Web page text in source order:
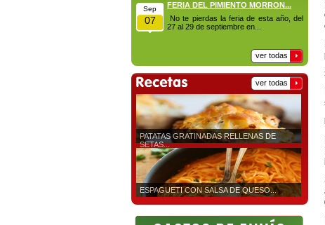
Sep
07
FERIA DEL PIMIENTO MORRON...
No te pierdas la feria de esta año, del
27 al 29 de septiembre en...
ver todas
ver todas
PATATAS GRATINADAS RELLENAS DE
SETAS...
ESPAGUETI CON SALSA DE QUESO...